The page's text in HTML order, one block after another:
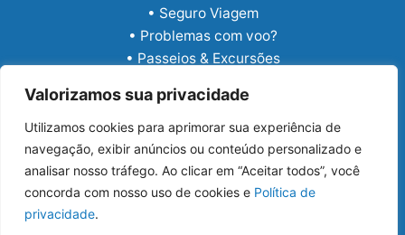
Valorizamos sua privacidade
Utilizamos cookies para aprimorar sua experiência de
navegação, exibir anúncios ou conteúdo personalizado e
analisar nosso tráfego. Ao clicar em “Aceitar todos”, você
concorda com nosso uso de cookies e Política de
privacidade.
• Seguro Viagem
• Problemas com voo?
• Passeios & Excursões